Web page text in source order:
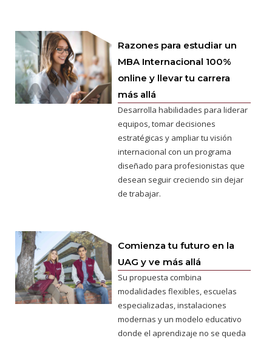
Razones para estudiar un
MBA Internacional 100%
online y llevar tu carrera
más allá
Desarrolla habilidades para liderar
equipos, tomar decisiones
estratégicas y ampliar tu visión
internacional con un programa
diseñado para profesionistas que
desean seguir creciendo sin dejar
de trabajar.
Comienza tu futuro en la
UAG y ve más allá
Su propuesta combina
modalidades flexibles, escuelas
especializadas, instalaciones
modernas y un modelo educativo
donde el aprendizaje no se queda